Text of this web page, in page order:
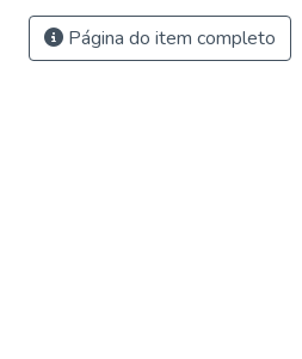
Página do item completo